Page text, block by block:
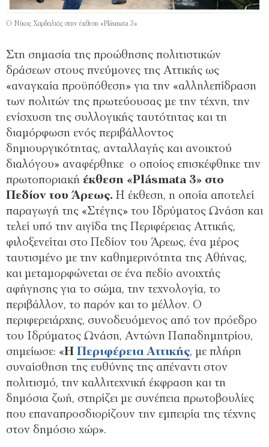
Ο Νίκος Χαρδαλιάς στην έκθεση «Plásmata 3»
Στη σημασία της προώθησης πολιτιστικών
δράσεων στους πνεύμονες της Αττικής ως
«αναγκαία προϋπόθεση» για την «αλληλεπίδραση
των πολιτών της πρωτεύουσας με την τέχνη, την
ενίσχυση της συλλογικής ταυτότητας και τη
διαμόρφωση ενός περιβάλλοντος
δημιουργικότητας, ανταλλαγής και ανοικτού
διαλόγου» αναφέρθηκε ο οποίος επισκέφθηκε την
πρωτοποριακή έκθεση «Plásmata 3» στο
Πεδίον του Άρεως. Η έκθεση, η οποία αποτελεί
παραγωγή της «Στέγης» του Ιδρύματος Ωνάση και
τελεί υπό την αιγίδα της Περιφέρειας Αττικής,
φιλοξενείται στο Πεδίον του Άρεως, ένα μέρος
ταυτισμένο με την καθημερινότητα της Αθήνας,
και μεταμορφώνεται σε ένα πεδίο ανοιχτής
αφήγησης για το σώμα, την τεχνολογία, το
περιβάλλον, το παρόν και το μέλλον. Ο
περιφερειάρχης, συνοδευόμενος από τον πρόεδρο
του Ιδρύματος Ωνάση, Αντώνη Παπαδημητρίου,
σημείωσε: «Η Περιφέρεια Αττικής, με πλήρη
συναίσθηση της ευθύνης της απέναντι στον
πολιτισμό, την καλλιτεχνική έκφραση και τη
δημόσια ζωή, στηρίζει με συνέπεια πρωτοβουλίες
που επαναπροσδιορίζουν την εμπειρία της τέχνης
στον δημόσιο χώρ».